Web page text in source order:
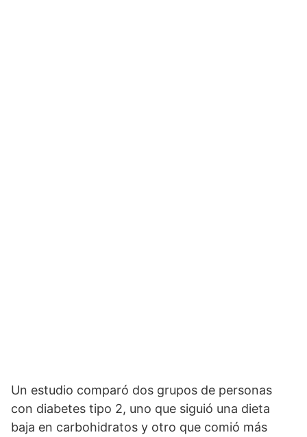
Un estudio comparó dos grupos de personas
con diabetes tipo 2, uno que siguió una dieta
baja en carbohidratos y otro que comió más